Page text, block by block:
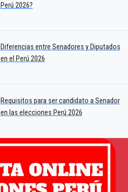
Perú 2026?
Diferencias entre Senadores y Diputados
en el Perú 2026
Requisitos para ser candidato a Senador
en las elecciones Perú 2026